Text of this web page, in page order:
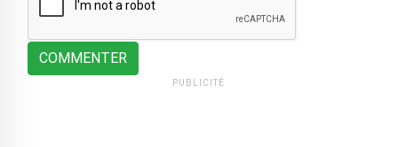
COMMENTER
PUBLICITÉ